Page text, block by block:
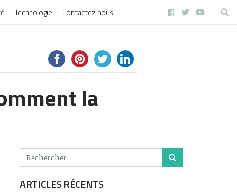
Technologie Contactez nous
la
ARTICLES RÉCENTS